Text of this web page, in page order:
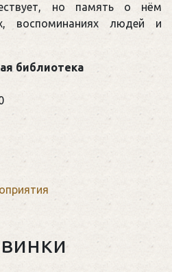
но память о нём
воспоминаниях людей и
библиотека